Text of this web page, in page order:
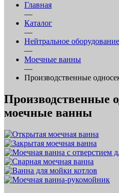
Главная
—
Каталог
—
Нейтральное оборудование
—
Моечные ванны
—
Производственные
Производственные
моечные ванны